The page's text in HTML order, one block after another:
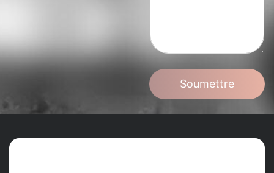
Soumettre